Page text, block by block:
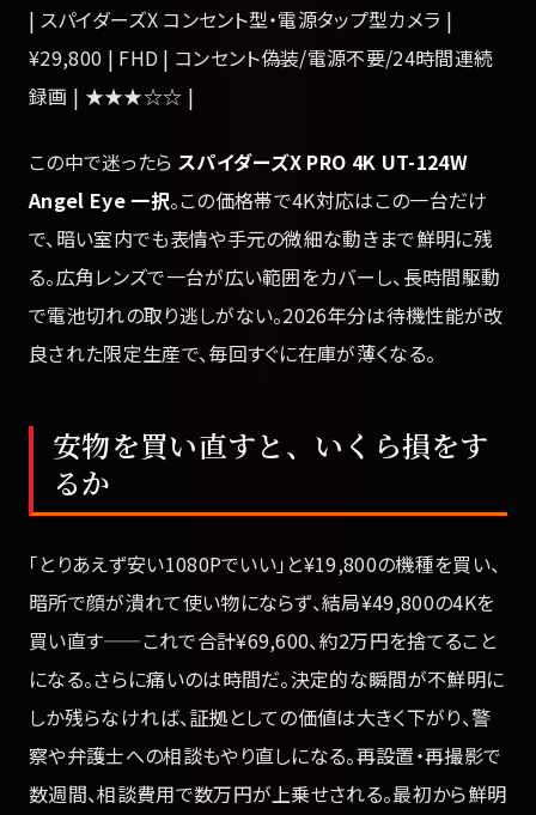
| スパイダーズX コンセント型・電源タップ型カメラ |
¥29,800 | FHD | コンセント偽装/電源不要/24時間連続
録画 | ★★★☆☆ |
この中で迷ったら スパイダーズX PRO 4K UT-124W
Angel Eye 一択。この価格帯で4K対応はこの一台だけ
で、暗い室内でも表情や手元の微細な動きまで鮮明に残
る。広角レンズで一台が広い範囲をカバーし、長時間駆動
で電池切れの取り逃しがない。2026年分は待機性能が改
良された限定生産で、毎回すぐに在庫が薄くなる。
安物を買い直すと、いくら損をす
るか
「とりあえず安い1080Pでいい」と¥19,800の機種を買い、
暗所で顔が潰れて使い物にならず、結局¥49,800の4Kを
買い直す——これで合計¥69,600、約2万円を捨てること
になる。さらに痛いのは時間だ。決定的な瞬間が不鮮明に
しか残らなければ、証拠としての価値は大きく下がり、警
察や弁護士への相談もやり直しになる。再設置・再撮影で
数週間、相談費用で数万円が上乗せされる。最初から鮮明